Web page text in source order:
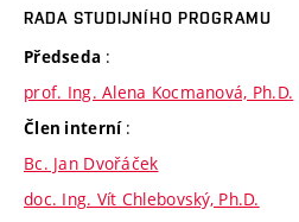
RADA STUDIJNÍHO PROGRAMU
Předseda :
prof. Ing. Alena Kocmanová, Ph.D.
Člen interní :
Bc. Jan Dvořáček
doc. Ing. Vít Chlebovský, Ph.D.